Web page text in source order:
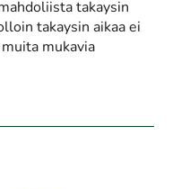
takaysin
takaysin aikaa ei
mukavia